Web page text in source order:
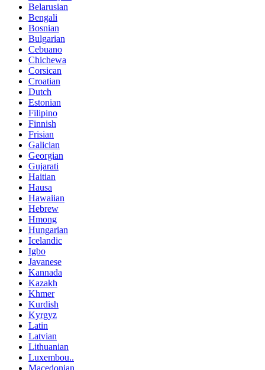
Belarusian
Bengali
Bosnian
Bulgarian
Cebuano
Chichewa
Corsican
Croatian
Dutch
Estonian
Filipino
Finnish
Frisian
Galician
Georgian
Gujarati
Haitian
Hausa
Hawaiian
Hebrew
Hmong
Hungarian
Icelandic
Igbo
Javanese
Kannada
Kazakh
Khmer
Kurdish
Kyrgyz
Latin
Latvian
Lithuanian
Luxembou..